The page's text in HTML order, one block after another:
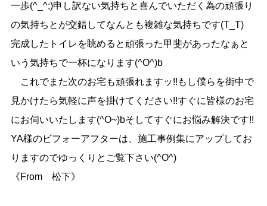
一歩(^_^;)申し訳ない気持ちと喜んでいただく為の頑張り
の気持ちとが交錯してなんとも複雑な気持ちです(T_T)ゝ
完成したトイレを眺めると頑張った甲斐があったなぁと
いう気持ちで一杯になります(^O^)b
これでまた次のお宅も頑張れますッ!!もし僕らを街中で
見かけたら気軽に声を掛けてください!!すぐに皆様のお宅
にお伺いいたします(^O~)bそしてすぐにお悩み解決です!!
YA様のビフォーアフターは、施工事例集にアップしてお
りますのでゆっくりとご覧下さい(^O^)
《From 松下》